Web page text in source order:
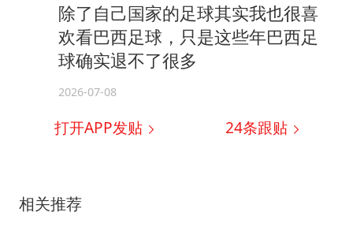
除了自己国家的足球其实我也很喜
欢看巴西足球，只是这些年巴西足
球确实退不了很多
2026-07-08
打开APP发贴 24条跟贴
相关推荐